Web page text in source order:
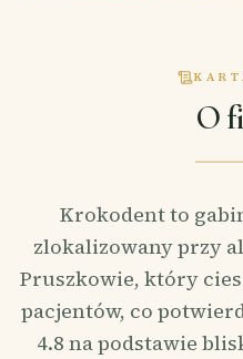
O
Krokodent to
zlokalizowany przy
Pruszkowie, który
pacjentów, co
4.8 na podstawie